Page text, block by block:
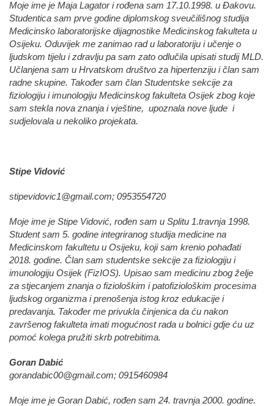
Moje ime je Maja Lagator i rođena sam 17.10.1998. u Đakovu.
Studentica sam prve godine diplomskog sveučilišnog studija
Medicinsko laboratorijske dijagnostike Medicinskog fakulteta u
Osijeku. Oduvijek me zanimao rad u laboratoriju i učenje o
ljudskom tijelu i zdravlju pa sam zato odlučila upisati studij MLD.
Učlanjena sam u Hrvatskom društvo za hipertenziju i član sam
radne skupine. Također sam član Studentske sekcije za
fiziologiju i imunologiju Medicinskog fakulteta Osijek zbog koje
sam stekla nova znanja i vještine, upoznala nove ljude i
sudjelovala u nekoliko projekata.
Stipe Vidović
stipevidovic1@gmail.com; 0953554720
Moje ime je Stipe Vidović, rođen sam u Splitu 1.travnja 1998.
Student sam 5. godine integriranog studija medicine na
Medicinskom fakultetu u Osijeku, koji sam krenio pohađati
2018. godine. Član sam studentske sekcije za fiziologiju i
imunologiju Osijek (FizIOS). Upisao sam medicinu zbog želje
za stjecanjem znanja o fiziološkim i patofiziološkim procesima
ljudskog organizma i prenošenja istog kroz edukacije i
predavanja. Također me privukla činjenica da ću nakon
završenog fakulteta imati mogućnost rada u bolnici gdje ću uz
pomoć kolega pružiti skrb potrebitima.
Goran Dabić
gorandabic00@gmail.com; 0915460984
Moje ime je Goran Dabić, rođen sam 24. travnja 2000. godine.